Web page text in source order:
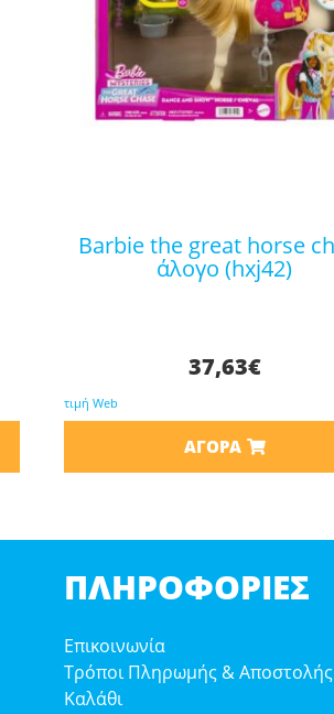
barbie the great horse chase
άλογο (hxj42)
37,63€
τιμή Web
ΑΓΟΡΆ
ΠΛΗΡΟΦΟΡΊΕΣ
Επικοινωνία
Τρόποι Πληρωμής & Αποστολής
Καλάθι